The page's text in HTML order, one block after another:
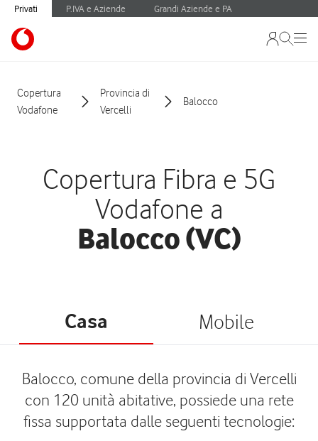
Privati P.IVA e Aziende Grandi Aziende e PA
Copertura
Vodafone
Provincia di
Vercelli
Balocco
Copertura Fibra e 5G
Vodafone a
Balocco (VC)
Casa Mobile
Balocco, comune della provincia di Vercelli
con 120 unità abitative, possiede una rete
fissa supportata dalle seguenti tecnologie: